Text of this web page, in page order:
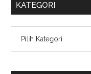
KATEGORI